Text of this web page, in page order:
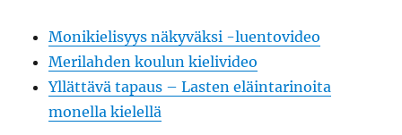
Monikielisyys näkyväksi -luentovideo
Merilahden koulun kielivideo
Yllättävä tapaus – Lasten eläintarinoita
monella kielellä